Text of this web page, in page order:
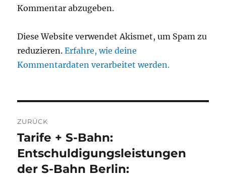
Kommentar abzugeben.
Diese Website verwendet Akismet, um Spam zu
reduzieren.Erfahre, wie deine
Kommentardaten verarbeitet werden.
ZURÜCK
Vorheriger
Beitrag:
Tarife + S-Bahn:
Entschuldigungsleistungen
der S-Bahn Berlin: